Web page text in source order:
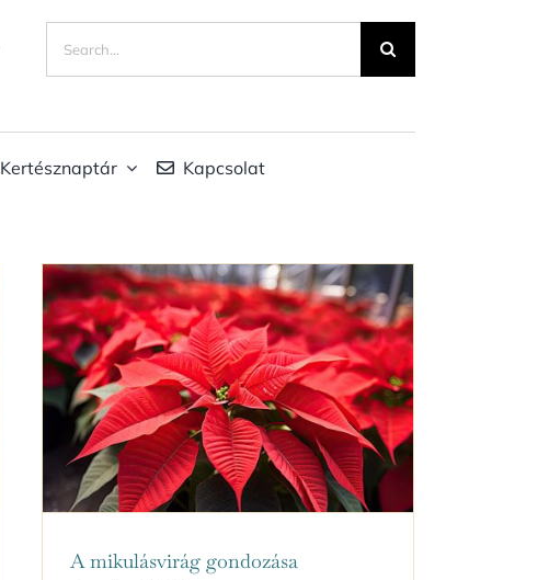
Kertésznaptár Kapcsolat
A mikulásvirág gondozása